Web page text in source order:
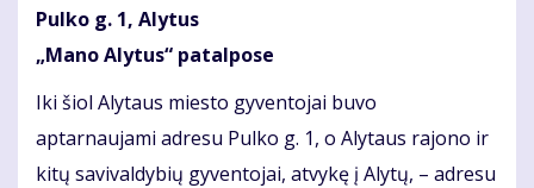
Pulko g. 1, Alytus
„Mano Alytus“ patalpose
Iki šiol Alytaus miesto gyventojai buvo
aptarnaujami adresu Pulko g. 1, o Alytaus rajono ir
kitų savivaldybių gyventojai, atvykę į Alytų, – adresu